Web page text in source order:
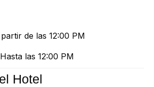
de las 12:00 PM
las 12:00 PM
Hotel